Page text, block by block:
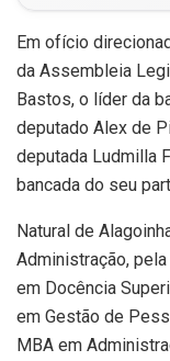
Em ofício
da Assembleia
Bastos, o líder da
deputado Alex de
deputada Ludmilla
bancada do seu
Natural de
Administração,
em Docência
em Gestão de
MBA em